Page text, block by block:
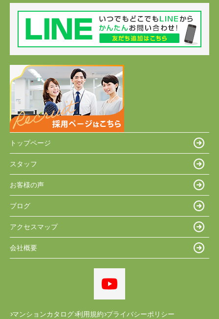
トップページ
スタッフ
お客様の声
ブログ
アクセスマップ
会社概要
マンションカタログ 利用規約 プライバシーポリシー